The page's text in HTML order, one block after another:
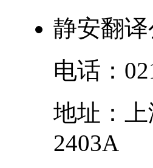
静安翻译
电话：
地址：
2403A